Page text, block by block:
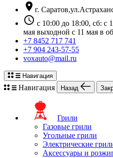
location_on г.
schedule с 10:00 до 18:00, сб: с
мая выходной с 11 мая в
+7 8452 717 741
+7 904 243-57-55
voxauto@mail.ru
Навигация
Навигация Назад
Грили
Газовые грили
Угольные грили
Электрические
Аксессуары и